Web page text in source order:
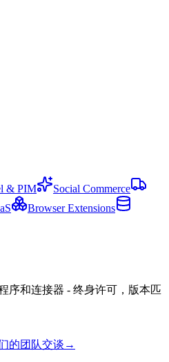
& PIM
Social Commerce
Browser Extensions
序和连接器 - 终身许可，版本匹
的团队交谈 →